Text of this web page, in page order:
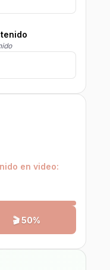
en video:
🎬50%